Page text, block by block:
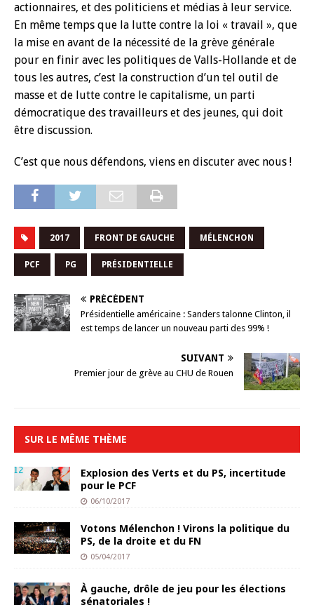
actionnaires, et des politiciens et médias à leur service.
En même temps que la lutte contre la loi « travail », que
la mise en avant de la nécessité de la grève générale
pour en finir avec les politiques de Valls-Hollande et de
tous les autres, c’est la construction d’un tel outil de
masse et de lutte contre le capitalisme, un parti
démocratique des travailleurs et des jeunes, qui doit
être discussion.
C’est que nous défendons, viens en discuter avec nous !
2017 FRONT DE GAUCHE MÉLENCHON
PCF PG PRÉSIDENTIELLE
PRÉCÉDENT
Présidentielle américaine : Sanders talonne Clinton, il
est temps de lancer un nouveau parti des 99% !
SUIVANT
Premier jour de grève au CHU de Rouen
SUR LE MÊME THÈME
Explosion des Verts et du PS, incertitude
pour le PCF
06/10/2017
Votons Mélenchon ! Virons la politique du
PS, de la droite et du FN
05/04/2017
À gauche, drôle de jeu pour les élections
sénatoriales !